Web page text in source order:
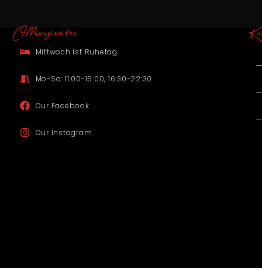
Offnungszeiten
Mittwoch Ist Ruhetag
Mo-So: 11:00-15:00, 16:30-22:30.
Our Facebook
Our Instagram